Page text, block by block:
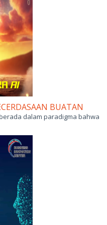
BUATAN
dalam paradigma bahwa